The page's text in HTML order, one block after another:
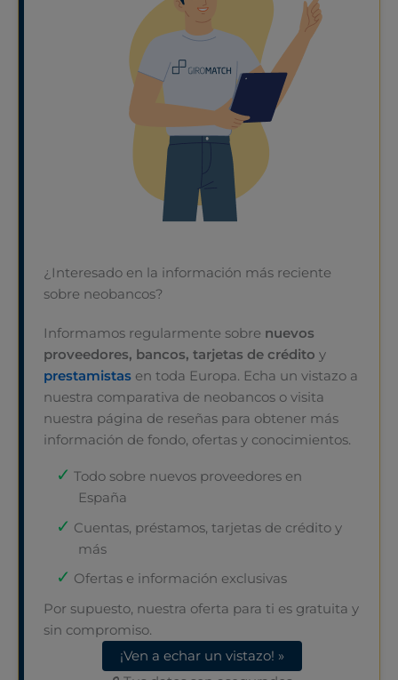
¿Interesado en la información más reciente
sobre neobancos?
Informamos regularmente sobre nuevos
proveedores, bancos, tarjetas de crédito y
prestamistas en toda Europa. Echa un vistazo a
nuestra comparativa de neobancos o visita
nuestra página de reseñas para obtener más
información de fondo, ofertas y conocimientos.
Todo sobre nuevos proveedores en
España
Cuentas, préstamos, tarjetas de crédito y
más
Ofertas e información exclusivas
Por supuesto, nuestra oferta para ti es gratuita y
sin compromiso.
¡Ven a echar un vistazo! »